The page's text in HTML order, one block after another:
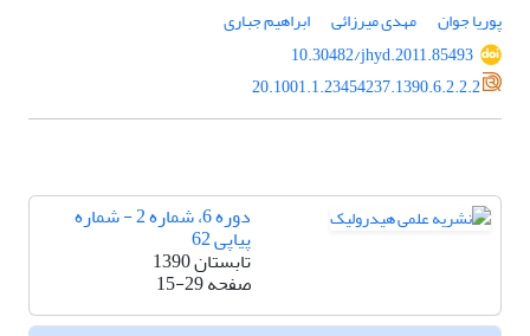
پوریا جوان
مهدی میرزائی
ابراهیم جباری
10.30482/jhyd.2011.85493
20.1001.1.23454237.1390.6.2.2.2
دوره 6، شماره 2 - شماره
پیاپی 62
تابستان 1390
صفحه15-29